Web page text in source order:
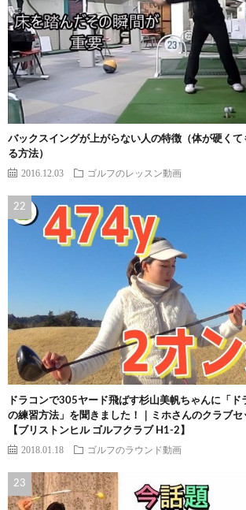
バックスイングが上がらない人の特徴（体が硬くて
る方法）
2016.12.03 ゴルフのレッスン動画
ドラコンで305ヤード飛ばす杉山美帆ちゃんに「ド
の練習方法」を聞きました！｜ミホさんのクラブ
【ブリストンヒル ゴルフクラブ H1-2】
2018.01.18 ゴルフのラウンド動画